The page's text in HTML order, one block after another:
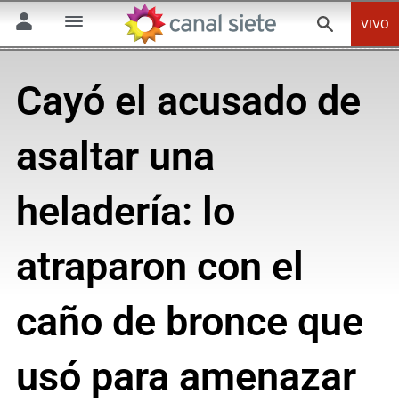
VIVO
Cayó el acusado de
asaltar una
heladería: lo
atraparon con el
caño de bronce que
usó para amenazar